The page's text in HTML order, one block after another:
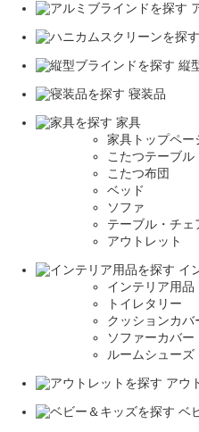
縦
寝装品
家具
家具トップペー
こたつテーブル
こたつ布団
ベッド
ソファ
テーブル・チェ
アウトレット
イ
インテリア用品
トイレタリー
クッションカバ
ソファーカバー
ルームシューズ
アウ
ベ